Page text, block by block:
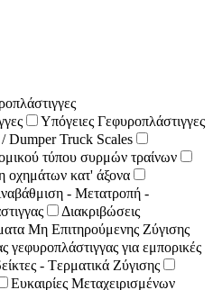
Υπόγειες Γεφυροπλάστιγγες
Dumper Truck Scales
τύπου συρμών τραίνων
οχημάτων κατ' άξονα
- Μετατροπή -
Διακριβώσεις
Μη Επιτηρούμενης Ζύγισης
γεφυροπλάστιγγας για εμπορικές
- Tερματικά Ζύγισης
Ευκαιρίες Μεταχειρισμένων